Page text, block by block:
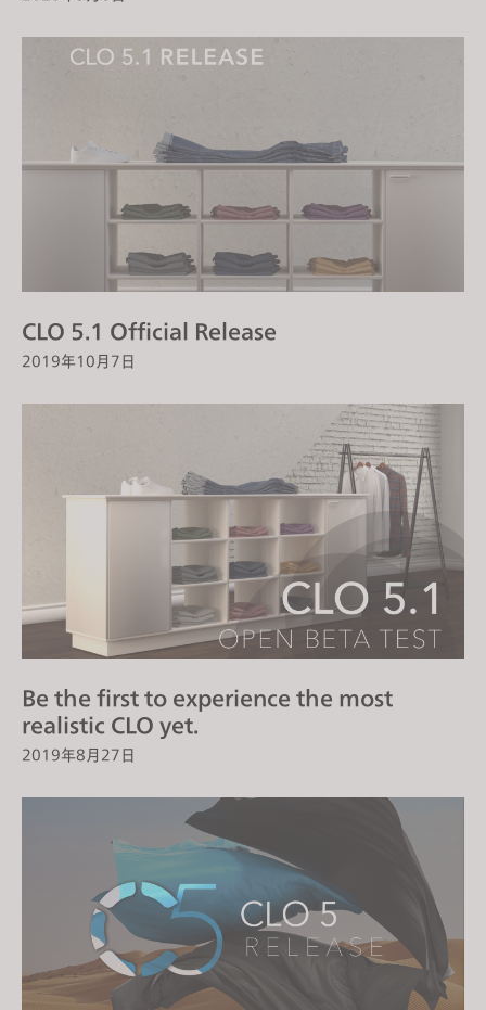
CLO 5.1 Official Release
2019年10月7日
Be the first to experience the most
realistic CLO yet.
2019年8月27日